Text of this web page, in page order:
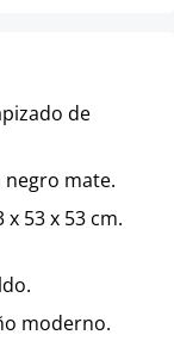
de
negro mate.
53 x 53 cm.
moderno.